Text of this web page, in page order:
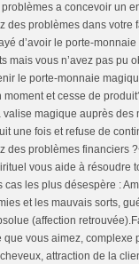
a concevoir un
des problèmes dans votre
d’avoir le porte-
mais vous n’avez pas pu
le porte-monnaie
moment et cesse de
valise magique auprès des
une fois et refuse de
des problèmes financiers
vous aide à résoudre
cas les plus désespère :
et les mauvais sorts,
(affection
que vous aimez, complexe
attraction de la